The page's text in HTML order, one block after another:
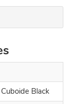
Black